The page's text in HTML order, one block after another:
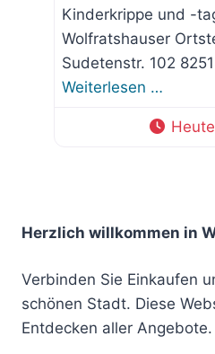
Kinderkrippe und -
Wolfratshauser
Sudetenstr. 102
Weiterlesen …
Herzlich willkommen in
Verbinden Sie Einkaufen
schönen Stadt. Diese
Entdecken aller Angebote.